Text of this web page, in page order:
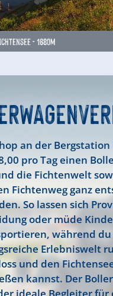
- 1680m
an der Bergstation
pro Tageinen
die Fichtenwelt
Fichtenwegganz
So lassen sich
oder müde
während du
Erlebniswelt
und den
kannst. Der
ideale Begleiter für